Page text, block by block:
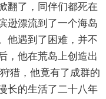
翻了，同伴们都死在
逊漂流到了一个海岛
他遇到了困难，并不
，他在荒岛上创造出
猎，他竟有了成群的
长的生活了二十八年